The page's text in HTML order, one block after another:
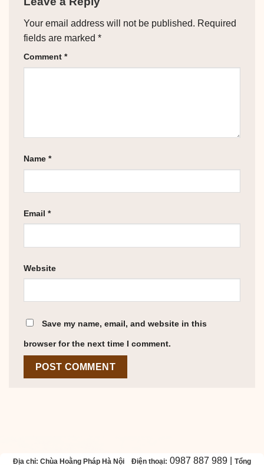
Your email address will not be published. Required
fields are marked *
Comment *
Name *
Email *
Website
Save my name, email, and website in this
browser for the next time I comment.
Địa chỉ: Chùa Hoằng Pháp Hà Nội Điện thoại: 0987 887 989 | Tổng